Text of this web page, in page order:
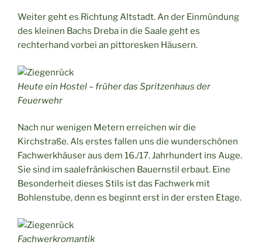
Weiter geht es Richtung Altstadt. An der Einmündung
des kleinen Bachs Dreba in die Saale geht es
rechterhand vorbei an pittoresken Häusern.
Heute ein Hostel – früher das Spritzenhaus der
Feuerwehr
Nach nur wenigen Metern erreichen wir die
Kirchstraße. Als erstes fallen uns die wunderschönen
Fachwerkhäuser aus dem 16./17. Jahrhundert ins Auge.
Sie sind im saalefränkischen Bauernstil erbaut. Eine
Besonderheit dieses Stils ist das Fachwerk mit
Bohlenstube, denn es beginnt erst in der ersten Etage.
Fachwerkromantik